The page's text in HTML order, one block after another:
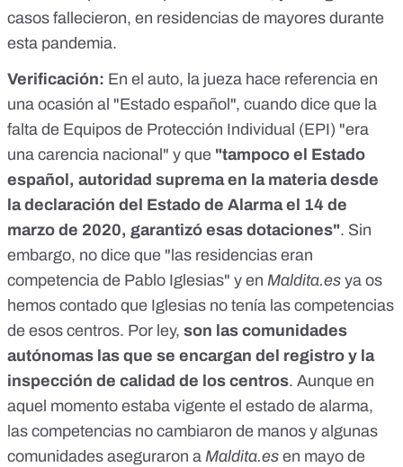
casos fallecieron, en residencias de mayores durante
esta pandemia.
Verificación: En el auto, la jueza hace referencia en
una ocasión al "Estado español", cuando dice que la
falta de Equipos de Protección Individual (EPI) "era
una carencia nacional" y que "tampoco el Estado
español, autoridad suprema en la materia desde
la declaración del Estado de Alarma el 14 de
marzo de 2020, garantizó esas dotaciones". Sin
embargo, no dice que "las residencias eran
competencia de Pablo Iglesias" y en Maldita.es ya os
hemos contado que Iglesias no tenía las competencias
de esos centros. Por ley, son las comunidades
autónomas las que se encargan del registro y la
inspección de calidad de los centros. Aunque en
aquel momento estaba vigente el estado de alarma,
las competencias no cambiaron de manos y algunas
comunidades aseguraron a Maldita.es en mayo de